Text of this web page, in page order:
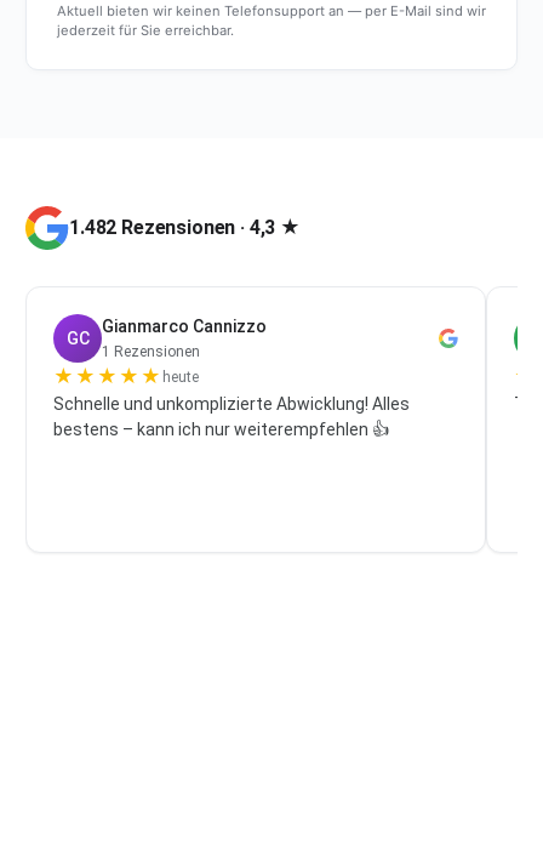
Aktuell bieten wir keinen Telefonsupport an — per E-Mail sind wir
jederzeit für Sie erreichbar.
1.482 Rezensionen · 4,3 ★
GC
Gianmarco Cannizzo
1 Rezensionen
★ ★ ★ ★ ★ heute
Schnelle und unkomplizierte Abwicklung! Alles
bestens – kann ich nur weiterempfehlen 👍
★